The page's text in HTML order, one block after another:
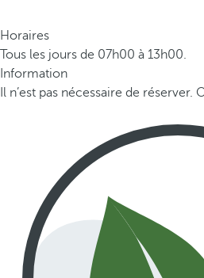
Horaires
Tous les jours de 07h00 à 13h00.
Information
Il n’est pas nécessaire de réserver.